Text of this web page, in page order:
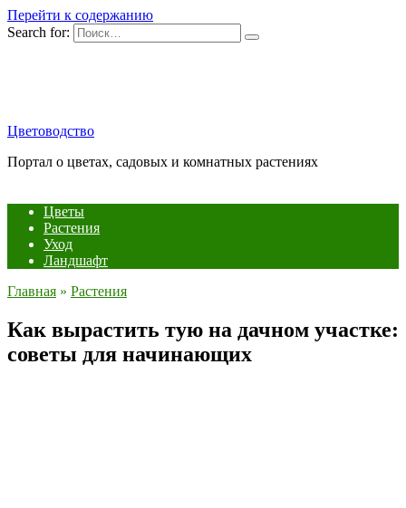
Перейти к содержанию
Search for:
Цветоводство
Портал о цветах, садовых и комнатных растениях
Цветы
Растения
Уход
Ландшафт
Главная » Растения
Как вырастить тую на дачном участке:
советы для начинающих